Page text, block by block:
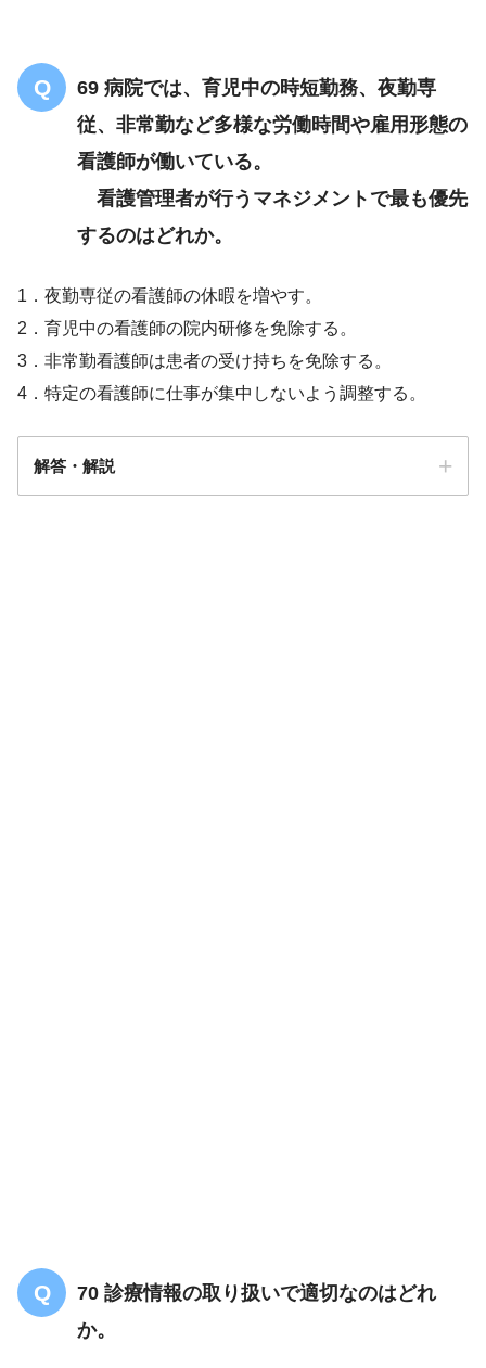
69 病院では、育児中の時短勤務、夜勤専
従、非常勤など多様な労働時間や雇用形態の
看護師が働いている。
看護管理者が行うマネジメントで最も優先
するのはどれか。
1．夜勤専従の看護師の休暇を増やす。
2．育児中の看護師の院内研修を免除する。
3．非常勤看護師は患者の受け持ちを免除する。
4．特定の看護師に仕事が集中しないよう調整する。
解答・解説
70 診療情報の取り扱いで適切なのはどれ
か。